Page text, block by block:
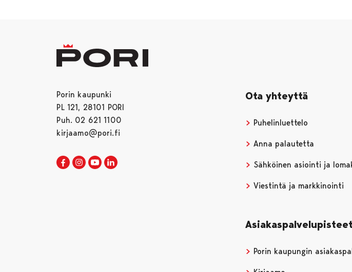
Porin kaupunki
PL 121, 28101 PORI
Puh. 02 621 1100
kirjaamo@pori.fi
Porin kaupunki Facebookissa
Avautuu uudessa välilehdessä
Porin kaupunki Instagramissa
Avautuu uudessa välilehdessä
Porin kaupunki Youtubessa
Avautuu uudessa välilehdessä
Ota yhteyttä
Puhelinluettelo
Anna palautetta
Sähköinen asiointi ja
Viestintä ja markkinointi
Asiakaspalvelupisteet
Porin kaupungin